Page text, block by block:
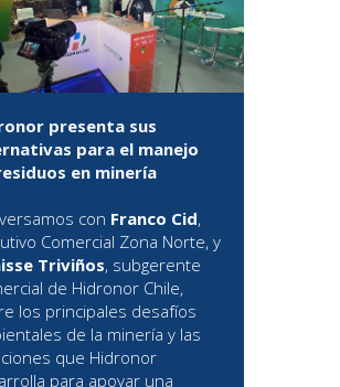
presenta sus
para el manejo
en minería
con Franco Cid,
Comercial Zona Norte, y
Triviños, subgerente
de Hidronor Chile,
los principales desafíos
de la minería y las
que Hidronor
para apoyar una